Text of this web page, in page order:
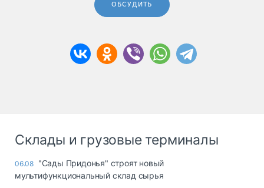
ОБСУДИТЬ
Склады и грузовые терминалы
06.08 "Сады Придонья" строят новый
мультифункциональный склад сырья